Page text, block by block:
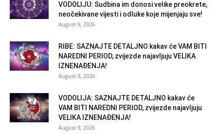
VODOLIJU: Sudbina im donosi velike preokrete,
neočekivane vijesti i odluke koje mijenjaju sve!
August 9, 2026
RIBE: SAZNAJTE DETALJNO kakav će VAM BITI
NAREDNI PERIOD, zvijezde najavljuju VELIKA
IZNENAĐENJA!
August 9, 2026
VODOLIJA: SAZNAJTE DETALJNO kakav će
VAM BITI NAREDNI PERIOD, zvijezde najavljuju
VELIKA IZNENAĐENJA!
August 9, 2026